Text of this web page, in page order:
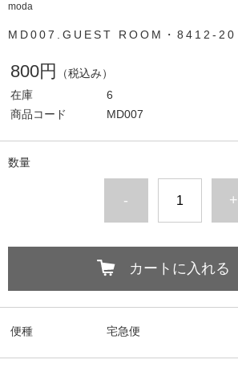
moda
MD007.GUEST ROOM・8412-20
800円
（税込み）
在庫
6
商品コード
MD007
数量
- +
カートに入れる
便種 宅急便